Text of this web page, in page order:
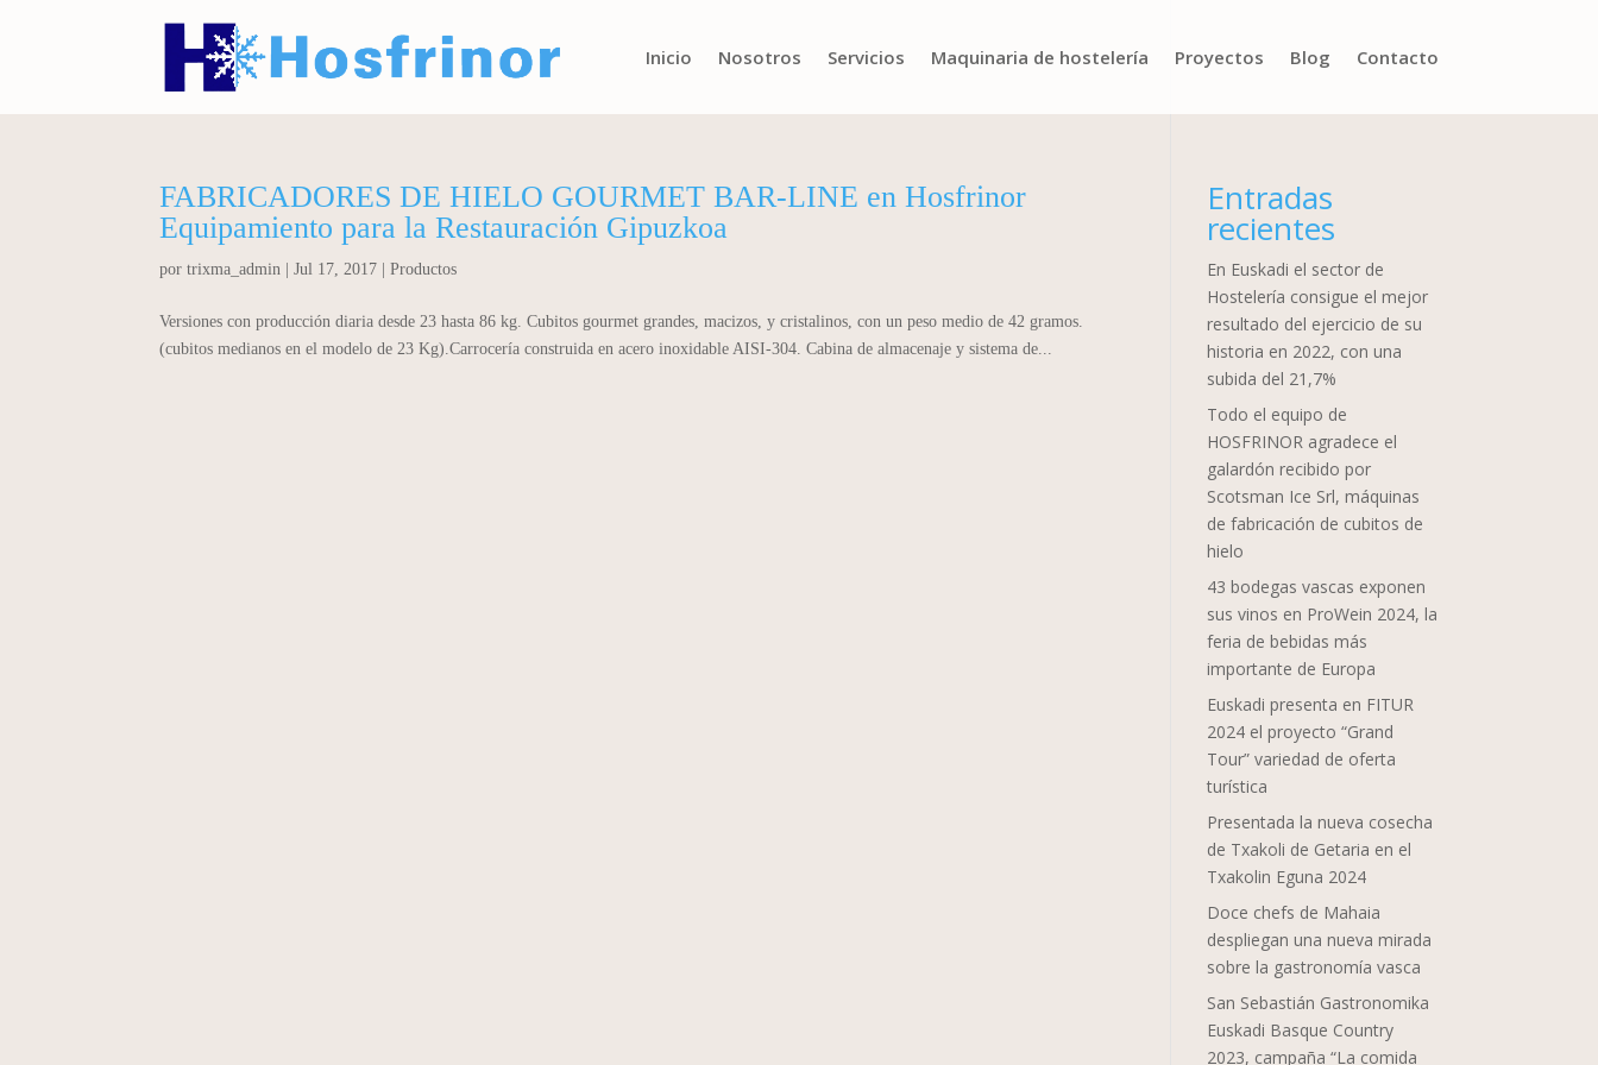
Inicio Nosotros Servicios Maquinaria de hostelería Proyectos Blog Contacto
FABRICADORES DE HIELO GOURMET BAR-LINE en Hosfrinor
Equipamiento para la Restauración Gipuzkoa
portrixma_admin |Jul 17, 2017 |Productos
Versiones con producción diaria desde 23 hasta 86 kg. Cubitos gourmet grandes, macizos, y cristalinos, con un peso medio de 42 gramos.
(cubitos medianos en el modelo de 23 Kg).Carrocería construida en acero inoxidable AISI-304. Cabina de almacenaje y sistema de...
Entradas
recientes
En Euskadi el sector de
Hostelería consigue el mejor
resultado del ejercicio de su
historia en 2022, con una
subida del 21,7%
Todo el equipo de
HOSFRINOR agradece el
galardón recibido por
Scotsman Ice Srl, máquinas
de fabricación de cubitos de
hielo
43 bodegas vascas exponen
sus vinos en ProWein 2024, la
feria de bebidas más
importante de Europa
Euskadi presenta en FITUR
2024 el proyecto “Grand
Tour” variedad de oferta
turística
Presentada la nueva cosecha
de Txakoli de Getaria en el
Txakolin Eguna 2024
Doce chefs de Mahaia
despliegan una nueva mirada
sobre la gastronomía vasca
San Sebastián Gastronomika
Euskadi Basque Country
2023, campaña “La comida